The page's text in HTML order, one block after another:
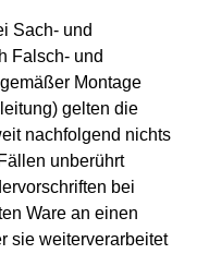
Sach- und
Falsch- und
Montage
gelten die
nachfolgend nichts
unberührt
bei
Ware an einen
sie weiterverarbeitet